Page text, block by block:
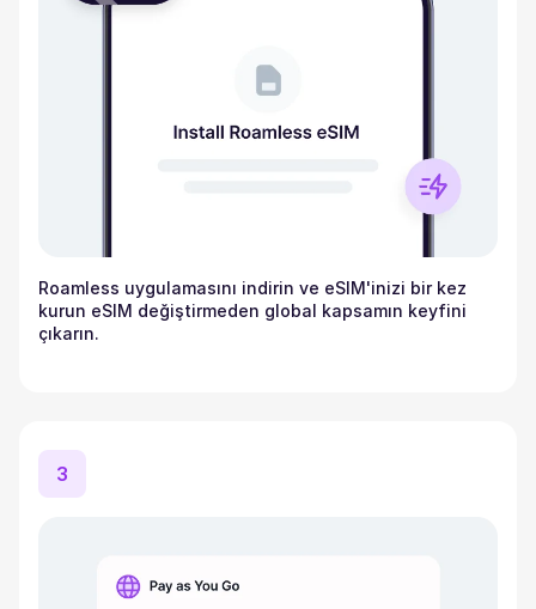
Roamless uygulamasını indirin ve eSIM'inizi bir kez
kurun eSIM değiştirmeden global kapsamın keyfini
çıkarın.
3